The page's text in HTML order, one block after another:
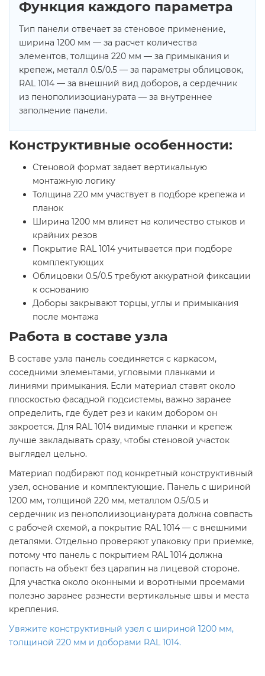
Функция каждого параметра
Тип панели отвечает за стеновое применение,
ширина 1200 мм — за расчет количества
элементов, толщина 220 мм — за примыкания и
крепеж, металл 0.5/0.5 — за параметры облицовок,
RAL 1014 — за внешний вид доборов, а сердечник
из пенополиизоцианурата — за внутреннее
заполнение панели.
Конструктивные особенности:
Стеновой формат задает вертикальную
монтажную логику
Толщина 220 мм участвует в подборе крепежа и
планок
Ширина 1200 мм влияет на количество стыков и
крайних резов
Покрытие RAL 1014 учитывается при подборе
комплектующих
Облицовки 0.5/0.5 требуют аккуратной фиксации
к основанию
Доборы закрывают торцы, углы и примыкания
после монтажа
Работа в составе узла
В составе узла панель соединяется с каркасом,
соседними элементами, угловыми планками и
линиями примыкания. Если материал ставят около
плоскостью фасадной подсистемы, важно заранее
определить, где будет рез и каким добором он
закроется. Для RAL 1014 видимые планки и крепеж
лучше закладывать сразу, чтобы стеновой участок
выглядел цельно.
Материал подбирают под конкретный конструктивный
узел, основание и комплектующие. Панель с шириной
1200 мм, толщиной 220 мм, металлом 0.5/0.5 и
сердечник из пенополиизоцианурата должна совпасть
с рабочей схемой, а покрытие RAL 1014 — с внешними
деталями. Отдельно проверяют упаковку при приемке,
потому что панель с покрытием RAL 1014 должна
попасть на объект без царапин на лицевой стороне.
Для участка около оконными и воротными проемами
полезно заранее разнести вертикальные швы и места
крепления.
Увяжите конструктивный узел с шириной 1200 мм,
толщиной 220 мм и доборами RAL 1014.